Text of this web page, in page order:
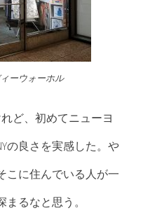
ーウォーホル
ど、初めてニューヨ
の良さを実感した。や
こに住んでいる人が一
るなと思う。